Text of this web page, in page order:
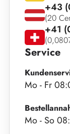
Service
Mo - Fr
Mo - So
+43
(20
+41